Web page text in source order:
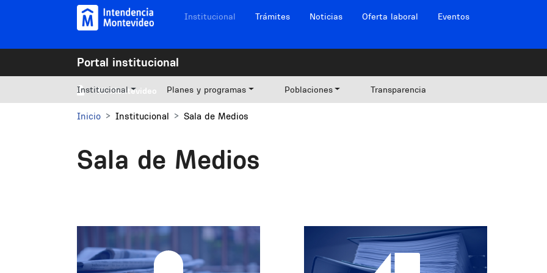
Pasar al contenido principal Navegación sitios
Institucional Trámites Noticias Oferta laboral Eventos
Portal institucional
Mi Montevideo
Institucional Planes y programas Poblaciones Transparencia
Inicio Institucional Sala de Medios
Sala de Medios